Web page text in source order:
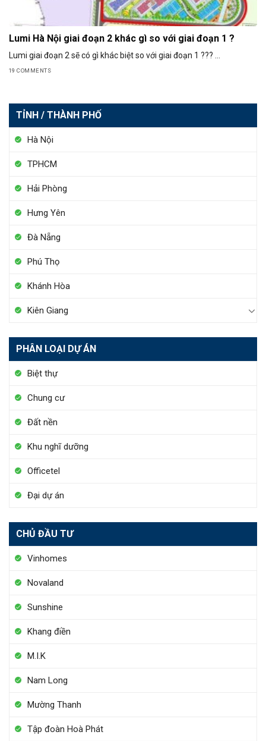
TỈNH / THÀNH PHỐ
Hà Nội
TPHCM
Hải Phòng
Hưng Yên
Đà Nẵng
Phú Thọ
Khánh Hòa
Kiên Giang
PHÂN LOẠI DỰ ÁN
Biệt thự
Chung cư
Đất nền
Khu nghĩ dưỡng
Officetel
Đại dự án
CHỦ ĐẦU TƯ
Vinhomes
Novaland
Sunshine
Khang điền
M.I.K
Nam Long
Mường Thanh
Tập đoàn Hoà Phát
Lumi Hà Nội giai đoạn 2 khác gì so với giai đoạn 1 ?
Lumi giai đoạn 2 sẽ có gì khác biệt so với giai đoạn 1 ??? ...
19 COMMENTS